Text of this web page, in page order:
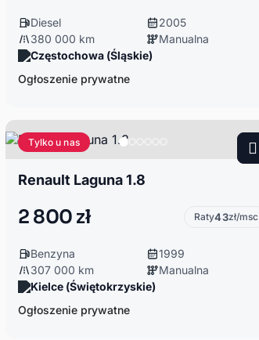
Diesel
2005
380 000 km
Manualna
Częstochowa (Śląskie)
Ogłoszenie prywatne
Tylko u nas
Renault Laguna 1.8
2 800 zł Raty43zł/msc
Benzyna
1999
307 000 km
Manualna
Kielce (Świętokrzyskie)
Ogłoszenie prywatne